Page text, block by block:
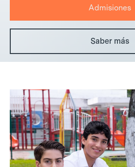
Admisiones
Saber más